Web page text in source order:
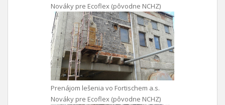
Nováky pre Ecoflex (pôvodne NCHZ)
Prenájom lešenia vo Fortischem a.s.
Nováky pre Ecoflex (pôvodne NCHZ)